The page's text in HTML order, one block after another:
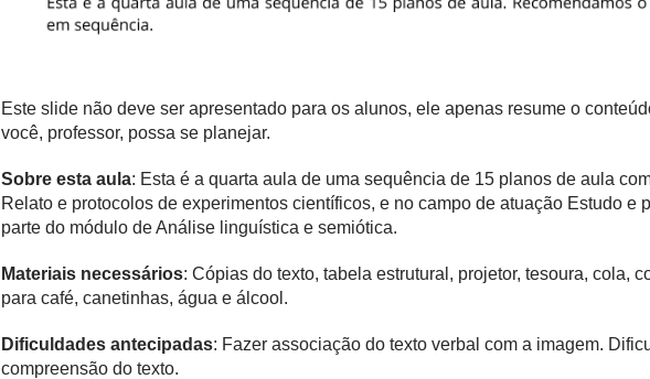
Este slide não deve ser apresentado para os alunos, ele apenas resume o
você, professor, possa se planejar.
Sobre esta aula: Esta é a quarta aula de uma sequência de 15 planos de aula
Relato e protocolos de experimentos científicos, e no campo de atuação Estudo e
parte do módulo de Análise linguística e semiótica.
Materiais necessários: Cópias do texto, tabela estrutural, projetor, tesoura, cola,
para café, canetinhas, água e álcool.
Dificuldades antecipadas: Fazer associação do texto verbal com a imagem.
compreensão do texto.